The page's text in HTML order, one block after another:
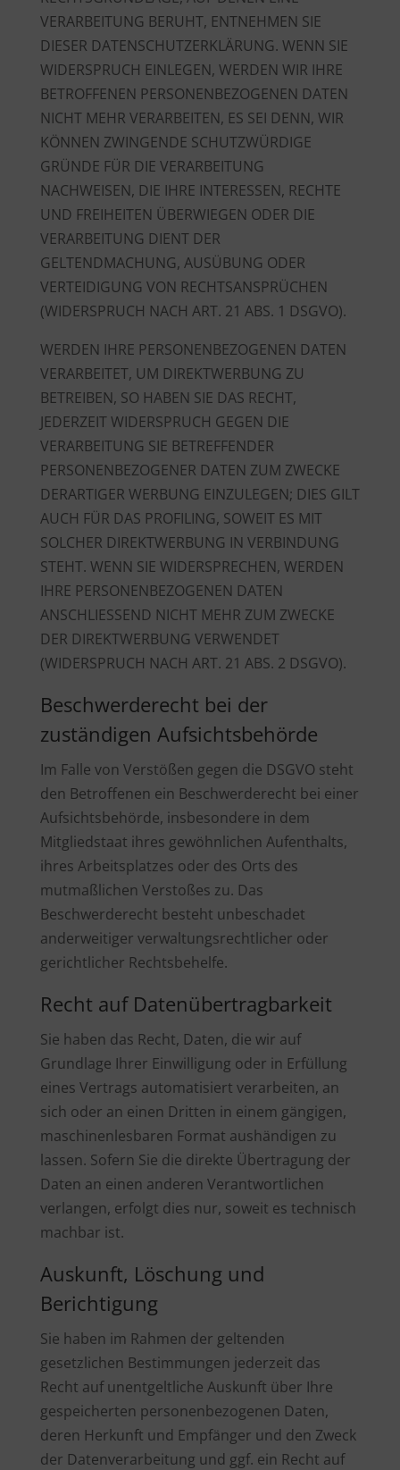
VERARBEITUNG BERUHT, ENTNEHMEN SIE
DIESER DATENSCHUTZERKLÄRUNG. WENN SIE
WIDERSPRUCH EINLEGEN, WERDEN WIR IHRE
BETROFFENEN PERSONENBEZOGENEN DATEN
NICHT MEHR VERARBEITEN, ES SEI DENN, WIR
KÖNNEN ZWINGENDE SCHUTZWÜRDIGE
GRÜNDE FÜR DIE VERARBEITUNG
NACHWEISEN, DIE IHRE INTERESSEN, RECHTE
UND FREIHEITEN ÜBERWIEGEN ODER DIE
VERARBEITUNG DIENT DER
GELTENDMACHUNG, AUSÜBUNG ODER
VERTEIDIGUNG VON RECHTSANSPRÜCHEN
(WIDERSPRUCH NACH ART. 21 ABS. 1 DSGVO).
WERDEN IHRE PERSONENBEZOGENEN DATEN
VERARBEITET, UM DIREKTWERBUNG ZU
BETREIBEN, SO HABEN SIE DAS RECHT,
JEDERZEIT WIDERSPRUCH GEGEN DIE
VERARBEITUNG SIE BETREFFENDER
PERSONENBEZOGENER DATEN ZUM ZWECKE
DERARTIGER WERBUNG EINZULEGEN; DIES GILT
AUCH FÜR DAS PROFILING, SOWEIT ES MIT
SOLCHER DIREKTWERBUNG IN VERBINDUNG
STEHT. WENN SIE WIDERSPRECHEN, WERDEN
IHRE PERSONENBEZOGENEN DATEN
ANSCHLIESSEND NICHT MEHR ZUM ZWECKE
DER DIREKTWERBUNG VERWENDET
(WIDERSPRUCH NACH ART. 21 ABS. 2 DSGVO).
Beschwerde­recht bei der
zuständigen Aufsichts­behörde
Im Falle von Verstößen gegen die DSGVO steht
den Betroffenen ein Beschwerderecht bei einer
Aufsichtsbehörde, insbesondere in dem
Mitgliedstaat ihres gewöhnlichen Aufenthalts,
ihres Arbeitsplatzes oder des Orts des
mutmaßlichen Verstoßes zu. Das
Beschwerderecht besteht unbeschadet
anderweitiger verwaltungsrechtlicher oder
gerichtlicher Rechtsbehelfe.
Recht auf Daten­übertrag­barkeit
Sie haben das Recht, Daten, die wir auf
Grundlage Ihrer Einwilligung oder in Erfüllung
eines Vertrags automatisiert verarbeiten, an
sich oder an einen Dritten in einem gängigen,
maschinenlesbaren Format aushändigen zu
lassen. Sofern Sie die direkte Übertragung der
Daten an einen anderen Verantwortlichen
verlangen, erfolgt dies nur, soweit es technisch
machbar ist.
Auskunft, Löschung und
Berichtigung
Sie haben im Rahmen der geltenden
gesetzlichen Bestimmungen jederzeit das
Recht auf unentgeltliche Auskunft über Ihre
gespeicherten personenbezogenen Daten,
deren Herkunft und Empfänger und den Zweck
der Datenverarbeitung und ggf. ein Recht auf